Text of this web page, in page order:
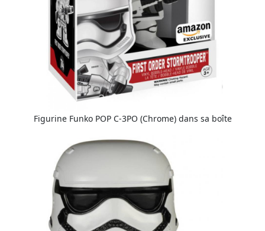
Figurine Funko POP C-3PO (Chrome) dans sa boîte